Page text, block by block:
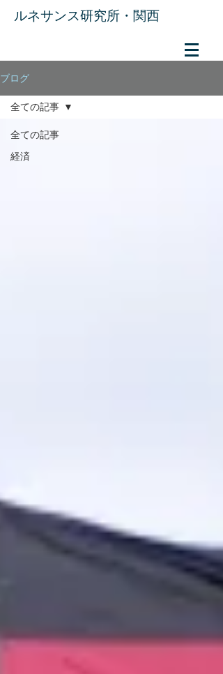
​ルネサンス研究所・関西
ブログ
全ての記事
経済
全ての記事